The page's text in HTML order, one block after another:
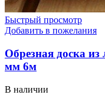
Быстрый просмотр
Добавить в пожелания
Обрезная доска
мм 6м
В наличии